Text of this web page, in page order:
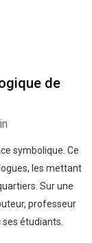
de
symbolique. Ce
les mettant
Sur une
professeur
étudiants.